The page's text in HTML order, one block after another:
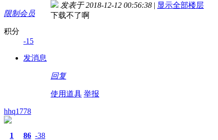
限制会员
积分
-15
发消息
发表于 2018-12-12 00:56:38 | 显示全部楼层
下载不了啊
回复
使用道具 举报
hhq1778
1 86 -38